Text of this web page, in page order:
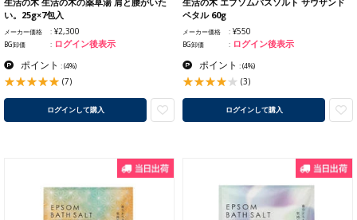
い。25g×7包入
メーカー価格 ¥2,300
BG卸価 ログイン後表示
ポイント :(4%)
(7)
ログインして購入
ペタル 60g
メーカー価格 ¥550
BG卸価 ログイン後表示
ポイント :(4%)
(3)
ログインして購入